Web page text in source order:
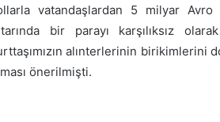
vatandaşlardan 5 milyar
bir parayı karşılıksız
alınterlerinin birikimlerini
önerilmişti.